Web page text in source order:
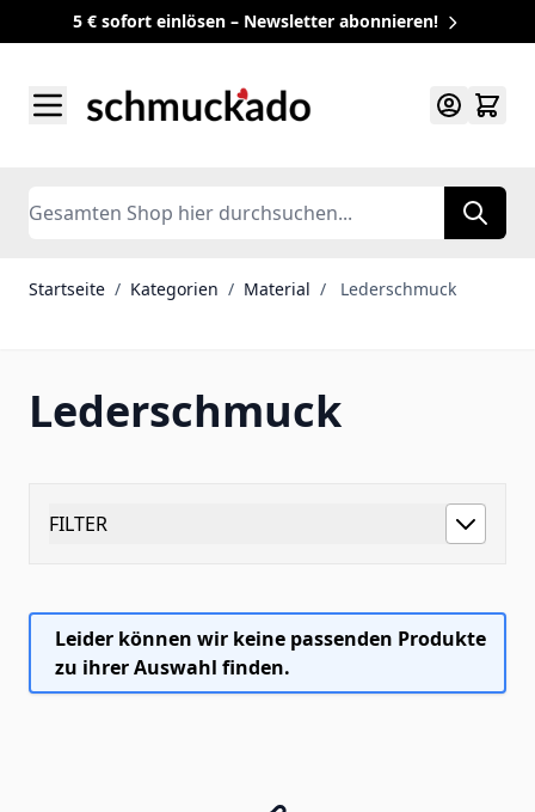
5 € sofort einlösen – Newsletter abonnieren!
Search
Startseite / Kategorien / Material / Lederschmuck
Lederschmuck
FILTER
Leider können wir keine passenden Produkte
zu ihrer Auswahl finden.